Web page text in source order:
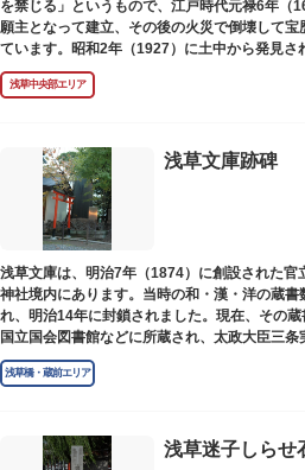
を禁じる」というもので、江戸時代元禄6年（
願主となって建立、その後の火災で倒壊して
ています。昭和2年（1927）に土中から発見さ
碑がどちらのものであるかは不明です。
浅草中央部エリア
浅草文庫跡碑
浅草文庫は、明治7年（1874）に創設された官
神社境内にあります。当時の和・漢・洋の蔵
れ、明治14年に封鎖されました。現在、その
国立国会図書館などに所蔵され、太政大臣三
庫」の朱印が押されています。
浅草橋・蔵前エリア
浅草迷子しらせ